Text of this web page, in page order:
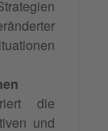
die
und